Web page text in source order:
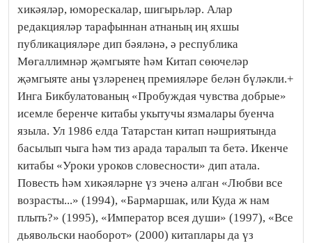
хикәяләр, юморескалар, шигырьләр. Алар
редакцияләр тарафыннан атнаның иң яхшы
публикацияләре дип бәяләнә, ә республика
Мөгаллимнәр җәмгыяте һәм Китап сөючеләр
җәмгыяте аны үзләренең премияләре белән бүләкли.+
Инга Бикбулатованың «Пробуждая чувства добрые»
исемле беренче китабы укытучы язмалары буенча
языла. Ул 1986 елда Татарстан китап нәшриятында
басылып чыга һәм тиз арада таралып та бетә. Икенче
китабы «Уроки уроков словесности» дип атала.
Повесть һәм хикәяләрне үз эченә алган «Любви все
возрасты...» (1994), «Бармаршак, или Куда ж нам
плыть?» (1995), «Император всея души» (1997), «Все
дьявольски наоборот» (2000) китаплары да үз